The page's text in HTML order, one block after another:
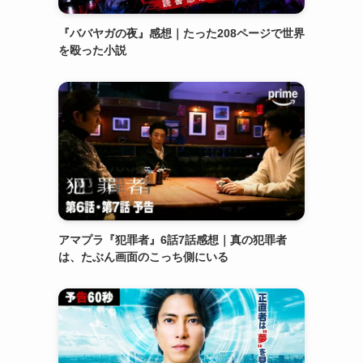
『ババヤガの夜』感想｜たった208ページで世界
を殴った小説
アマプラ『犯罪者』6話7話感想｜真の犯罪者
は、たぶん画面のこっち側にいる